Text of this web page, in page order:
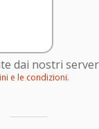
dai nostri
e le condizioni.